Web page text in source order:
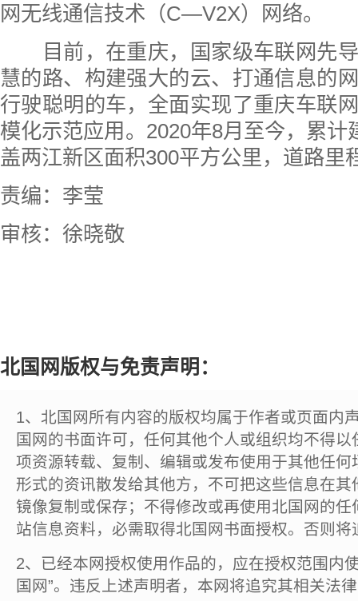
网无线通信技术（C—V2X）网络。
目前，在重庆，国家级车联网先导
慧的路、构建强大的云、打通信息的
行驶聪明的车，全面实现了重庆车联
模化示范应用。2020年8月至今，累计
盖两江新区面积300平方公里，道路里
责编：李莹
审核：徐晓敬
北国网版权与免责声明：
1、北国网所有内容的版权均属于作者或页面内
国网的书面许可，任何其他个人或组织均不得
项资源转载、复制、编辑或发布使用于其他任
形式的资讯散发给其他方，不可把这些信息在
镜像复制或保存；不得修改或再使用北国网的
站信息资料，必需取得北国网书面授权。否则将
2、已经本网授权使用作品的，应在授权范围内
国网”。违反上述声明者，本网将追究其相关法